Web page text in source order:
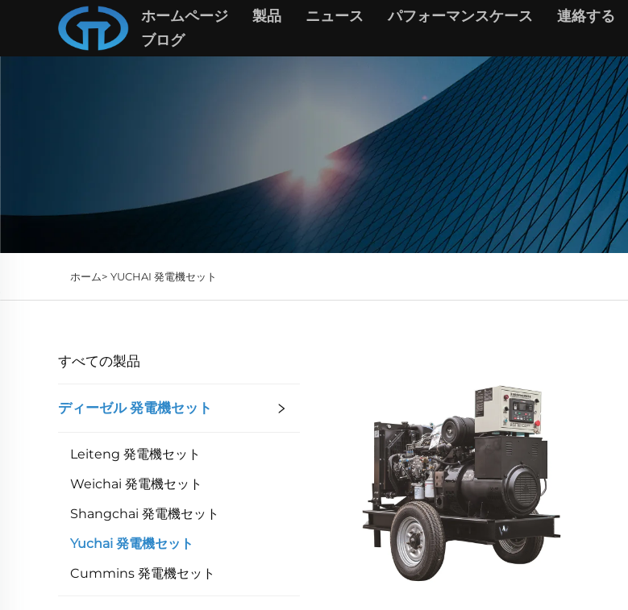
ホームページ 製品 ニュース パフォーマンスケース 連絡する
ブログ
ホーム> YUCHAI 発電機セット
すべての製品
ディーゼル 発電機セット
Leiteng 発電機セット
Weichai 発電機セット
Shangchai 発電機セット
Yuchai 発電機セット
Cummins 発電機セット